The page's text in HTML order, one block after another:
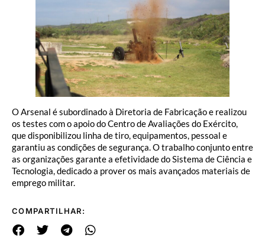
O Arsenal é subordinado à Diretoria de Fabricação e realizou
os testes com o apoio do Centro de Avaliações do Exército,
que disponibilizou linha de tiro, equipamentos, pessoal e
garantiu as condições de segurança. O trabalho conjunto entre
as organizações garante a efetividade do Sistema de Ciência e
Tecnologia, dedicado a prover os mais avançados materiais de
emprego militar.
COMPARTILHAR: